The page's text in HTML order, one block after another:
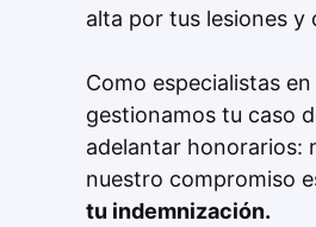
alta por tus lesiones y
Como especialistas
gestionamos tu caso
adelantar honorarios:
nuestro compromiso
tu indemnización.